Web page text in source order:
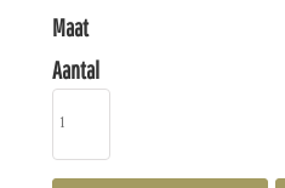
Maat
Aantal